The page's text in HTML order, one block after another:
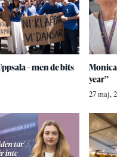
– men de bits
year”
27 maj,